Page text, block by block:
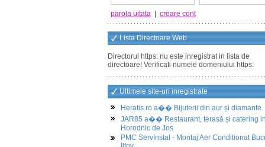
parola uitata creare cont
Lista Directoare Web
Directorul https: nu este inregistrat in lista de
directoare! Verificati numele domeniului https:
Ultimele site-uri inregistrate
Heratis.ro a�� Bijuterii din aur și diamante
JAR85 a�� Restaurant, terasă și catering in
Horodnic de Jos
PMC ServInstal - Montaj Aer Conditionat